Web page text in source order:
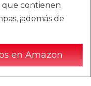
que contienen
¡además de
en Amazon